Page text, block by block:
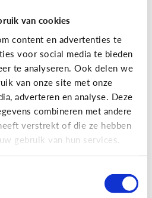
van cookies
content en advertenties te
voor social media te bieden
te analyseren. Ook delen we
van onze site met onze
adverteren en analyse. Deze
combineren met andere
verstrekt of die ze hebben
gebruik van hun services.
Locatiegegevens